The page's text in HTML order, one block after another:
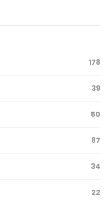
178
39
50
87
34
22